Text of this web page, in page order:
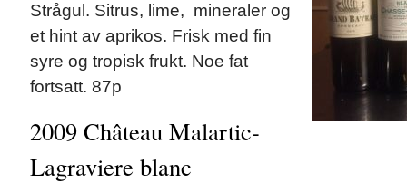
Strågul. Sitrus, lime, mineraler og
et hint av aprikos. Frisk med fin
syre og tropisk frukt. Noe fat
fortsatt. 87p
2009 Château Malartic-
Lagraviere blanc